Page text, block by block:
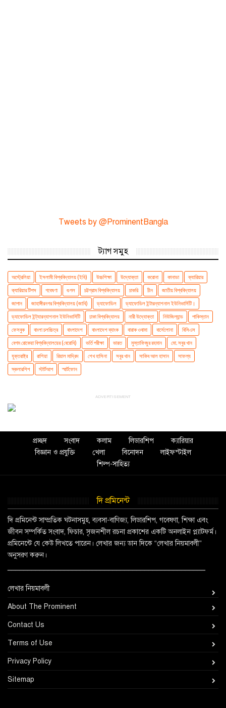
Tweets by @ProminentBangla
ট্যাগ সমুহ
অস্ট্রেলিয়া ইসলামী বিশ্ববিদ্যালয় (ইবি) উচ্চশিক্ষা উদ্যোক্তা করোনা কানাডা
ক্যারিয়ার
ক্যারিয়ার টিপস
গবেষণা গুগল চট্টগ্রাম বিশ্ববিদ্যালয় চাকরি চীন
জাতীয় বিশ্ববিদ্যালয়
জাপান
জাহাঙ্গীরনগর বিশ্ববিদ্যালয় (জাবি) ড্যাফোডিল
ড্যাফোডিল ইন্টারন্যাশনাল ইউনিভার্সিটি।
ড্যাফোডিল ইন্ট্যারন্যাশনাল ইউনিভার্সিটি
ঢাকা বিশ্ববিদ্যালয় নারী উদ্যোক্তা নিউজিল্যান্ড
পাকিস্তান
ফেসবুক
বাংলা চলচ্চিত্র বাংলাদেশ বাংলাদেশ ব্যাংক বারাক ওবামা বার্সেলোনা
বিসিএস
বেগম রোকেয়া বিশ্ববিদ্যালয়ের (বেরোবি)
ভর্তি পরীক্ষা ভারত মুস্তাফিজুর রহমান
মো. সবুর খান
যুক্তরাষ্ট্র
রাশিয়া রিয়াল মাদ্রিদ শেখ হাসিনা সবুর খান সাকিব আল হাসান
সাফল্য
স্কলারশিপ
স্টার্টআপ স্মার্টফোন
ADVERTISEMENT
প্রচ্ছদ সংবাদ কলাম লিডারশিপ
ক্যারিয়ার
বিজ্ঞান ও প্রযুক্তি
খেলা বিনোদন
লাইফস্টাইল
শিল্প-সাহিত্য
দি প্রমিনেন্ট
দি প্রমিনেন্ট সাম্প্রতিক ঘটনাসমুহ, ব্যবসা-বাণিজ্য, লিডারশিপ, গবেষণা, শিক্ষা এবং
জীবন সম্পর্কিত সংবাদ, ফিচার, সৃজনশীল রচনা প্রকাশের একটি অনলাইন প্ল্যাটফর্ম।
প্রমিনেন্টে যে কেউ লিখতে পারেন। লেখার জন্য ডান দিকে “লেখার নিয়মাবলী”
অনুসরণ করুন।
লেখার নিয়মাবলী
About The Prominent
Contact Us
Terms of Use
Privacy Policy
Sitemap